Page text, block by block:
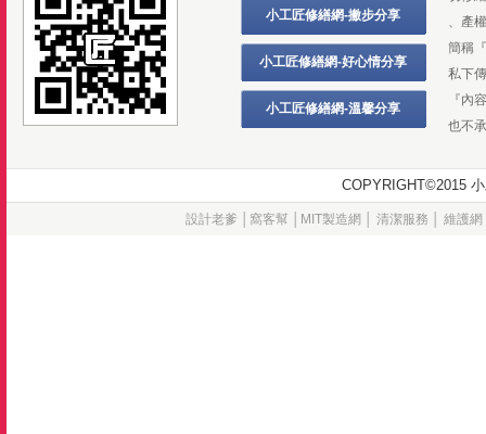
小工匠修繕網-撇步分享
小工匠修繕網-好心情分享
小工匠修繕網-溫馨分享
、產
簡稱
私下
『內
也不
設計老爹 窩客幫│ MIT製造網 清潔服務 維護網